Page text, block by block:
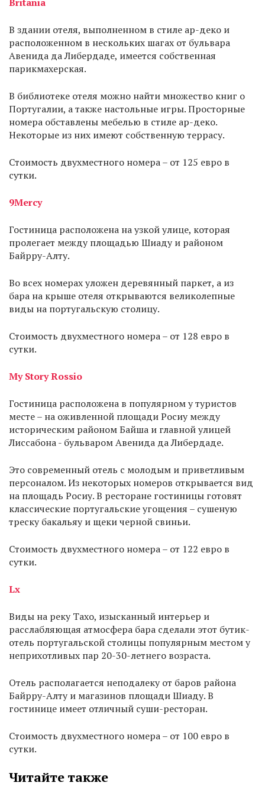
В здании отеля, выполненном в стиле ар-деко и
расположенном в нескольких шагах от бульвара
Авенида да Либердаде, имеется собственная
парикмахерская.
В библиотеке отеля можно найти множество книг о
Португалии, а также настольные игры. Просторные
номера обставлены мебелью в стиле ар-деко.
Некоторые из них имеют собственную террасу.
Стоимость двухместного номера – от 125 евро в
сутки.
9Mercy
Гостиница расположена на узкой улице, которая
пролегает между площадью Шиаду и районом
Байрру-Алту.
Во всех номерах уложен деревянный паркет, а из
бара на крыше отеля открываются великолепные
виды на португальскую столицу.
Стоимость двухместного номера – от 128 евро в
сутки.
My Story Rossio
Гостиница расположена в популярном у туристов
месте – на оживленной площади Росиу между
историческим районом Байша и главной улицей
Лиссабона - бульваром Авенида да Либердаде.
Это современный отель с молодым и приветливым
персоналом. Из некоторых номеров открывается вид
на площадь Росиу. В ресторане гостиницы готовят
классические португальские угощения – сушеную
треску бакальяу и щеки черной свиньи.
Стоимость двухместного номера – от 122 евро в
сутки.
Lx
Виды на реку Тахо, изысканный интерьер и
расслабляющая атмосфера бара сделали этот бутик-
отель португальской столицы популярным местом у
неприхотливых пар 20-30-летнего возраста.
Отель располагается неподалеку от баров района
Байрру-Алту и магазинов площади Шиаду. В
гостинице имеет отличный суши-ресторан.
Стоимость двухместного номера – от 100 евро в
сутки.
Читайте также